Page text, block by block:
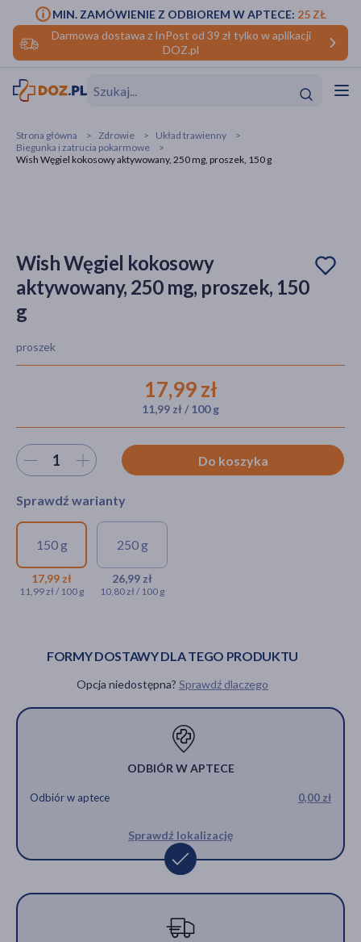
Darmowa dostawa z InPost od 39 zł tylko w aplikacji
DOZ.pl
MIN. ZAMÓWIENIE Z ODBIOREM W APTECE: 25 ZŁ
Hit
Hit
Strona główna Zdrowie
Układ trawienny
Biegunka i zatrucia pokarmowe
Wish Węgiel kokosowy aktywowany, 250 mg, proszek, 150 g
Wish Węgiel kokosowy
aktywowany, 250 mg, proszek, 150
g
proszek
17,99 zł
11,99 zł / 100 g
Wybierz ilość Do koszyka
Sprawdź warianty
150 g
17,99 zł
11,99 zł / 100 g
Wish Węgiel kokosowy
aktywowany, 250 mg,
proszek, 150 g
250 g
26,99 zł
10,80 zł / 100 g
FORMY DOSTAWY DLA TEGO PRODUKTU
Opcja niedostępna? Sprawdź dlaczego
ODBIÓR W APTECE
Odbiór w aptece 0,00 zł
Sprawdź lokalizację